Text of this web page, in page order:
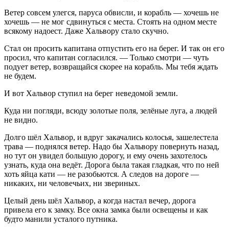
Ветер совсем улегся, паруса обвисли, и корабль — хочешь не
хочешь — не мог сдвинуться с места. Стоять на одном месте
всякому надоест. Даже Хальвору стало скучно.
Стал он просить капитана отпустить его на берег. И так он его
просил, что капитан согласился. — Только смотри — чуть
подует ветер, возвращайся скорее на корабль. Мы тебя ждать
не будем.
И вот Хальвор ступил на берег неведомой земли.
Куда ни погляди, всюду золотые поля, зелёные луга, а людей
не видно.
Долго шёл Хальвор, и вдруг закачались колосья, зашелестела
трава — поднялся ветер. Надо бы Хальвору повернуть назад,
но тут он увидел большую дорогу, и ему очень захотелось
узнать, куда она ведёт. Дорога была такая гладкая, что по ней
хоть яйца кати — не разобьются. А следов на дороге —
никаких, ни человечьих, ни звериных.
Целый день шёл Хальвор, а когда настал вечер, дорога
привела его к замку. Все окна замка были освещены и как
будто манили усталого путника.